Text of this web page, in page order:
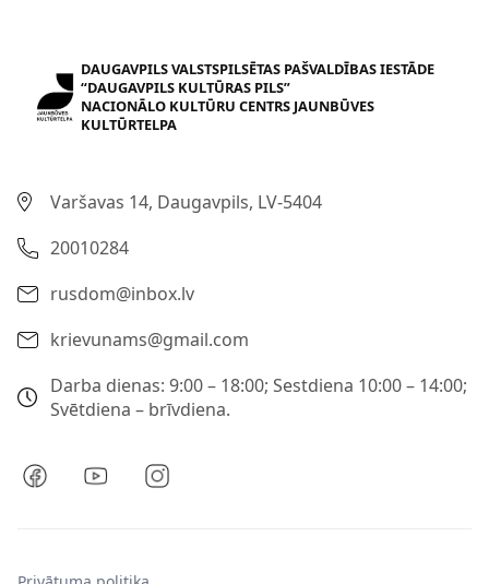
DAUGAVPILS VALSTSPILSĒTAS PAŠVALDĪBAS IESTĀDE
“DAUGAVPILS KULTŪRAS PILS”
NACIONĀLO KULTŪRU CENTRS JAUNBŪVES
KULTŪRTELPA
Varšavas 14, Daugavpils, LV-5404
20010284
rusdom@inbox.lv
krievunams@gmail.com
Darba dienas: 9:00 – 18:00; Sestdiena 10:00 – 14:00;
Svētdiena – brīvdiena.